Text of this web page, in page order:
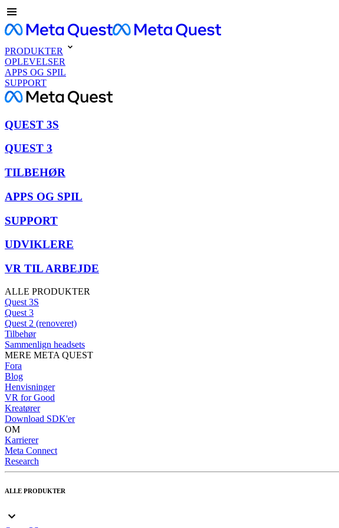
PRODUKTER
OPLEVELSER
APPS OG SPIL
SUPPORT
QUEST 3S
QUEST 3
TILBEHØR
APPS OG SPIL
SUPPORT
UDVIKLERE
VR TIL ARBEJDE
ALLE PRODUKTER
Quest 3S
Quest 3
Quest 2 (renoveret)
Tilbehør
Sammenlign headsets
MERE META QUEST
Fora
Blog
Henvisninger
VR for Good
Kreatører
Download SDK'er
OM
Karrierer
Meta Connect
Research
ALLE PRODUKTER